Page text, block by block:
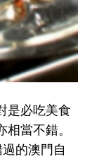
是必吃美食
當不錯。
的澳門自